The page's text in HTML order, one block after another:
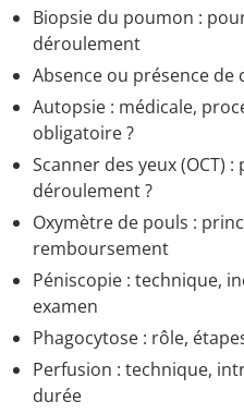
Biopsie du poumon :
déroulement
Absence ou présence de
Autopsie : médicale,
obligatoire ?
Scanner des yeux (OCT)
déroulement ?
Oxymètre de pouls :
remboursement
Péniscopie : technique,
examen
Phagocytose : rôle,
Perfusion : technique,
durée